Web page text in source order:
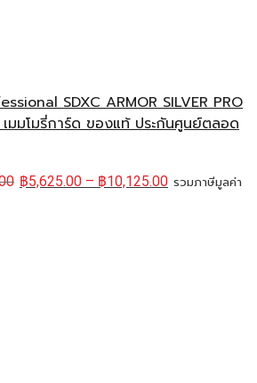
SDXC ARMOR SILVER PRO
มมโมรี่การ์ด ของแท้ ประกันศูนย์ตลอด
฿5,625.00 – ฿10,125.00 รวมภาษีมูลค่า